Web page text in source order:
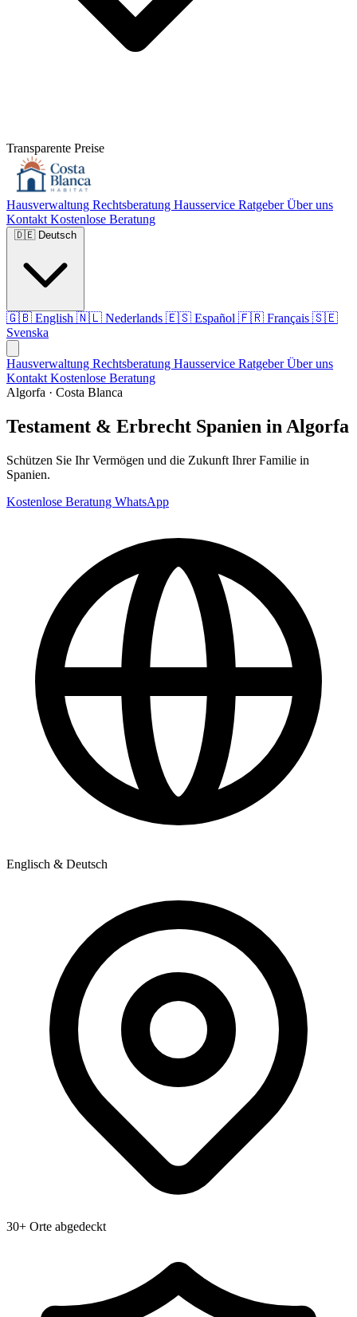
Transparente Preise
Hausverwaltung Rechtsberatung Hausservice RatgeberÜber uns
Kontakt Kostenlose Beratung
🇩🇪 Deutsch
🇬🇧 English 🇳🇱 Nederlands 🇪🇸 Español 🇫🇷 Français 🇸🇪
Svenska
Hausverwaltung Rechtsberatung Hausservice RatgeberÜber uns
Kontakt Kostenlose Beratung
Algorfa · Costa Blanca
Testament & Erbrecht Spanien in Algorfa
Schützen Sie Ihr Vermögen und die Zukunft Ihrer Familie in
Spanien.
Kostenlose Beratung WhatsApp
Englisch & Deutsch
30+ Orte abgedeckt